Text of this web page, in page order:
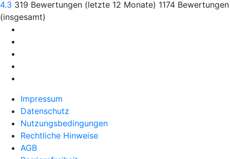
4.3 319 Bewertungen (letzte 12 Monate) 1174 Bewertungen
(insgesamt)
Impressum
Datenschutz
Nutzungsbedingungen
Rechtliche Hinweise
AGB